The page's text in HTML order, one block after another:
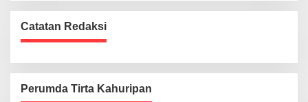
Catatan Redaksi
Perumda Tirta Kahuripan